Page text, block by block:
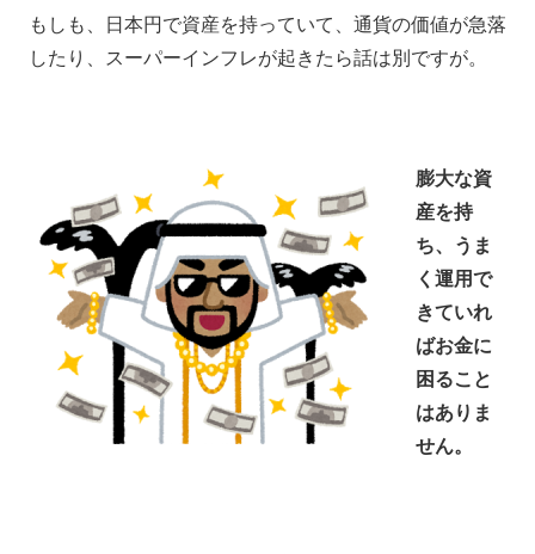
もしも、日本円で資産を持っていて、通貨の価値が急落
したり、スーパーインフレが起きたら話は別ですが。
膨大な資
産を持
ち、うま
く運用で
きていれ
ばお金に
困ること
はありま
せん。